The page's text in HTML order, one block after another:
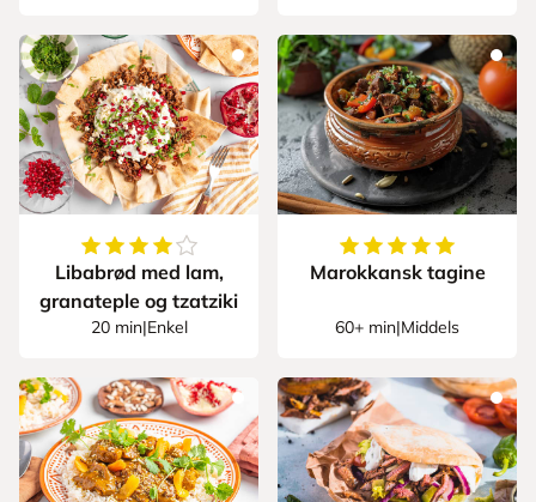
4.5av5 stjerner
Libabrød med lam,
granateple og tzatziki
20 min|Enkel
5av5stjerner
Marokkansk tagine
60+ min|Middels